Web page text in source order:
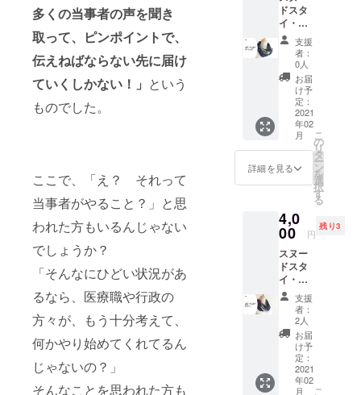
多くの当事者の声を聞き
取って、ピンポイントで、
伝えねばならない先に届け
ていくしかない！」 という
ものでした。
ここで、「え？ それって
当事者がやること？」と思
われた方もいるんじゃない
でしょうか？
「そんなにひどい状況があ
るなら、医療職や行政の
方々が、もう十分考えて、
何かやり始めてくれてるん
じゃないの？」
そんなことを思われた方も
見られ
る環境
である
ことが
条件と
なりま
す。た
だし、
動画は
不要、
サイン
けで良
いとい
考欄に
その旨
を記載
してく
ださ
い。 な
お、こ
のクラ
ウド
ファン
ディン
グで
は、支
援を兼
す。た
だし、
動画は
不要、
書籍だ
けで良
いとい
う場合
は、備
考欄に
その旨
してく
ださ
のクラ
ウド
ファン
ディン
グで
は、支
援を兼
ねたリ
ターン
になり
ますの
で、一
般に販
売され
後とな
りま
す。 動
画に関
して
は、動
画配信
サイト
での
URLを
お伝え
する形
でのリ
で、イ
ンター
で動画
配信サ
イトが
見られ
る環境
である
ことが
条件と
なりま
す。た
だし、
冊にご
本人が
サイン
したも
のを送
付しま
す。ま
た別途
メール
にて、
サン
キュー
動画と
を送り
ます。
は、ク
ラウド
ファン
ディン
グ終了
後とな
りま
す。 動
画に関
して
は、動
ドスタ
イ・
ベー
シック
fromao
ooさん
からの
リター
ンで
す。 は
じめか
らねじ
れた輪
の形に
さっと
かぶる
だけで
おしゃ
れにキ
マる
「ス
ヌード
タイプ
のスタ
イ」で
す。あ
る時は
スタイ
支援
者：
0人
お届
け予
定：
2021
年02
月
詳細を見る
こ
の
リ
タ
ー
ン
を
選
択
す
る
4,0
00 円
残り3
スヌー
ドスタ
イ・ピ
オニー
fromao
ooさん
からの
リター
ンで
す。 は
じめか
支援
者：
2人
お届
け予
定：
2021
年02
月
こ